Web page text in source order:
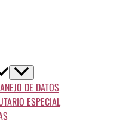
DE DATOS
ESPECIAL